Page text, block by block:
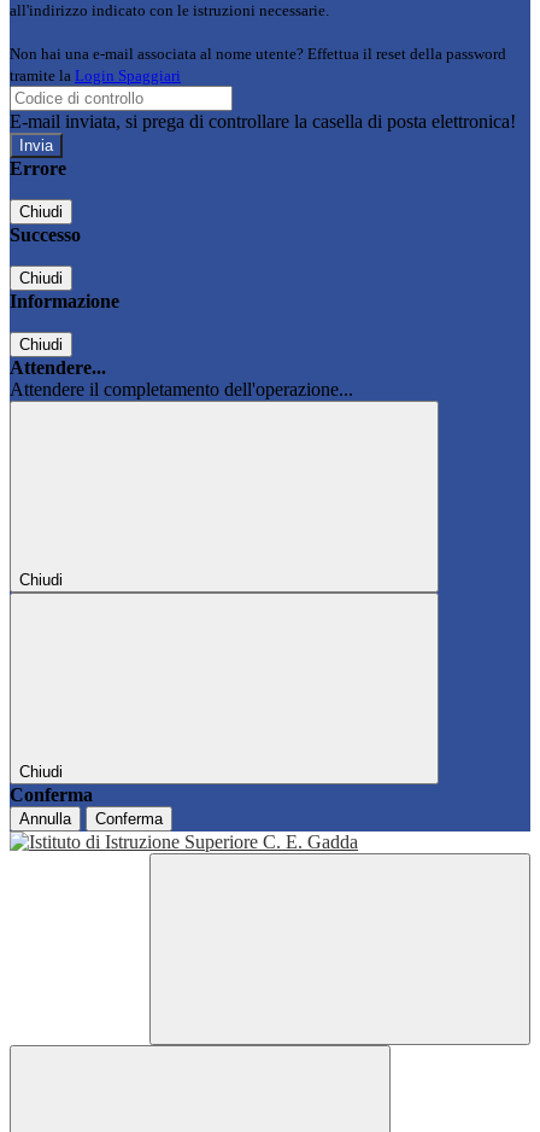
all'indirizzo indicato con le istruzioni necessarie.
Non hai una e-mail associata al nome utente? Effettua il reset della password
tramite la Login Spaggiari
E-mail inviata, si prega di controllare la casella di posta elettronica!
Errore
Chiudi
Successo
Chiudi
Informazione
Chiudi
Attendere...
Attendere il completamento dell'operazione...
Chiudi
Chiudi
Conferma
Annulla Conferma